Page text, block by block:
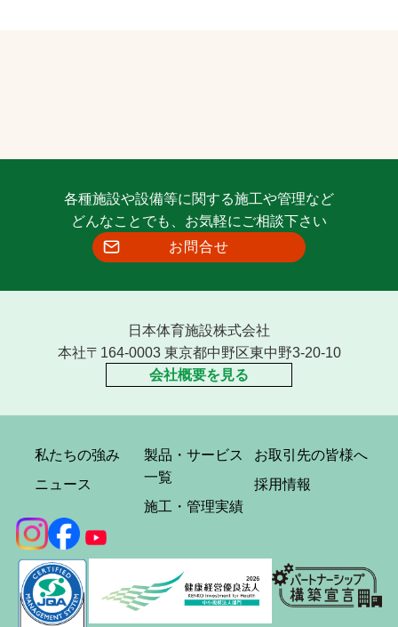
各種施設や設備等に関する施工や管理など
どんなことでも、お気軽にご相談下さい
お問合せ
日本体育施設株式会社
本社〒164-0003 東京都中野区東中野3-20-10
会社概要を見る
私たちの強み
ニュース
製品・サービス
一覧
施工・管理実績
お取引先の皆様へ
採用情報